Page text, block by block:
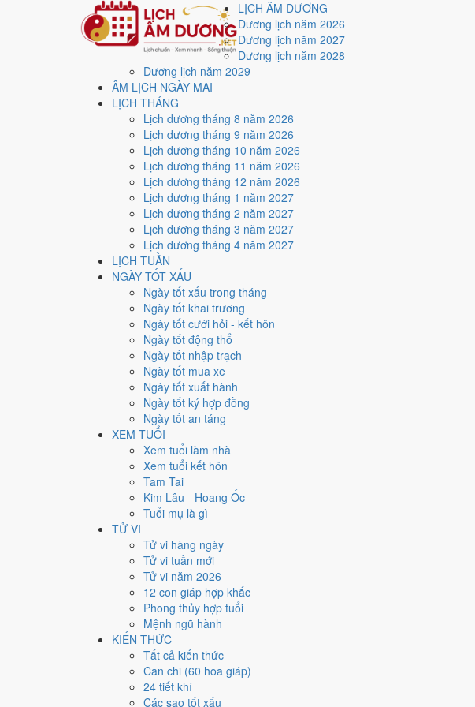
LỊCH ÂM DƯƠNG
Dương lịch năm 2026
Dương lịch năm 2027
Dương lịch năm 2028
Dương lịch năm 2029
ÂM LỊCH NGÀY MAI
LỊCH THÁNG
Lịch dương tháng 8 năm 2026
Lịch dương tháng 9 năm 2026
Lịch dương tháng 10 năm 2026
Lịch dương tháng 11 năm 2026
Lịch dương tháng 12 năm 2026
Lịch dương tháng 1 năm 2027
Lịch dương tháng 2 năm 2027
Lịch dương tháng 3 năm 2027
Lịch dương tháng 4 năm 2027
LỊCH TUẦN
NGÀY TỐT XẤU
Ngày tốt xấu trong tháng
Ngày tốt khai trương
Ngày tốt cưới hỏi - kết hôn
Ngày tốt động thổ
Ngày tốt nhập trạch
Ngày tốt mua xe
Ngày tốt xuất hành
Ngày tốt ký hợp đồng
Ngày tốt an táng
XEM TUỔI
Xem tuổi làm nhà
Xem tuổi kết hôn
Tam Tai
Kim Lâu - Hoang Ốc
Tuổi mụ là gì
TỬ VI
Tử vi hàng ngày
Tử vi tuần mới
Tử vi năm 2026
12 con giáp hợp khắc
Phong thủy hợp tuổi
Mệnh ngũ hành
KIẾN THỨC
Tất cả kiến thức
Can chi (60 hoa giáp)
24 tiết khí
Các sao tốt xấu
Trang chủ
Lịch năm 2027
Tháng 2/2027
Ngày 17/2/2027 (Đinh Mão)
Xem ngày17/2/2027
Ngày 17/2/2027 dương lịch (Thứ Tư) là ngày 12/1/2027 âm lịch
điểm trung bình4.9/10cho các việc quan trọng. Giờ Hoàng Đạo trong ngày:
Ngày Dương
Thứ Tư
Tháng 2 năm 2027
Tháng 1 âm năm 2027
Đinh Mão
Ngày Đinh Mão có Trực
các quyết định lớn khó đảo ngược.
Mùi, Hợi, Tuất hợp ngày; tuổi
Ngày 17/2/2027 tốt hay xấu cho việc gì?
Ngày 17/2/2027 đạt4.9/10
nhưng gặp Sao Chu Tước hắc đạo nên điểm từng việc chênh nhau như bảng dưới.
Cưới hỏi - đính hôn
Trung bình